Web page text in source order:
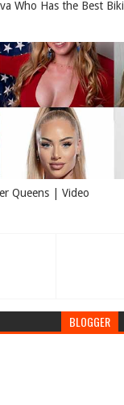
Who Has the Best
Queens | Video
BLOGGER